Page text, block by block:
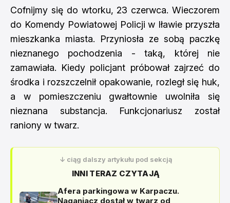
Cofnijmy się do wtorku, 23 czerwca. Wieczorem
do Komendy Powiatowej Policji w Iławie przyszła
mieszkanka miasta. Przyniosła ze sobą paczkę
nieznanego pochodzenia - taką, której nie
zamawiała. Kiedy policjant próbował zajrzeć do
środka i rozszczelnił opakowanie, rozległ się huk,
a w pomieszczeniu gwałtownie uwolniła się
nieznana substancja. Funkcjonariusz został
raniony w twarz.
↓ ciąg dalszy artykułu pod sekcją
INNI TERAZ CZYTAJĄ
Afera parkingowa w Karpaczu.
Naganiacz dostał w twarz od